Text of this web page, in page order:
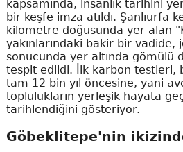
kapsamında, insanlık tarihini
bir keşfe imza atıldı. Şanlıurfa
kilometre doğusunda yer alan
yakınlarındaki bakir bir vadide,
sonucunda yer altında gömülü
tespit edildi. İlk karbon testleri,
tam 12 bin yıl öncesine, yani
toplulukların yerleşik hayata
tarihlendiğini gösteriyor.
Göbeklitepe'nin